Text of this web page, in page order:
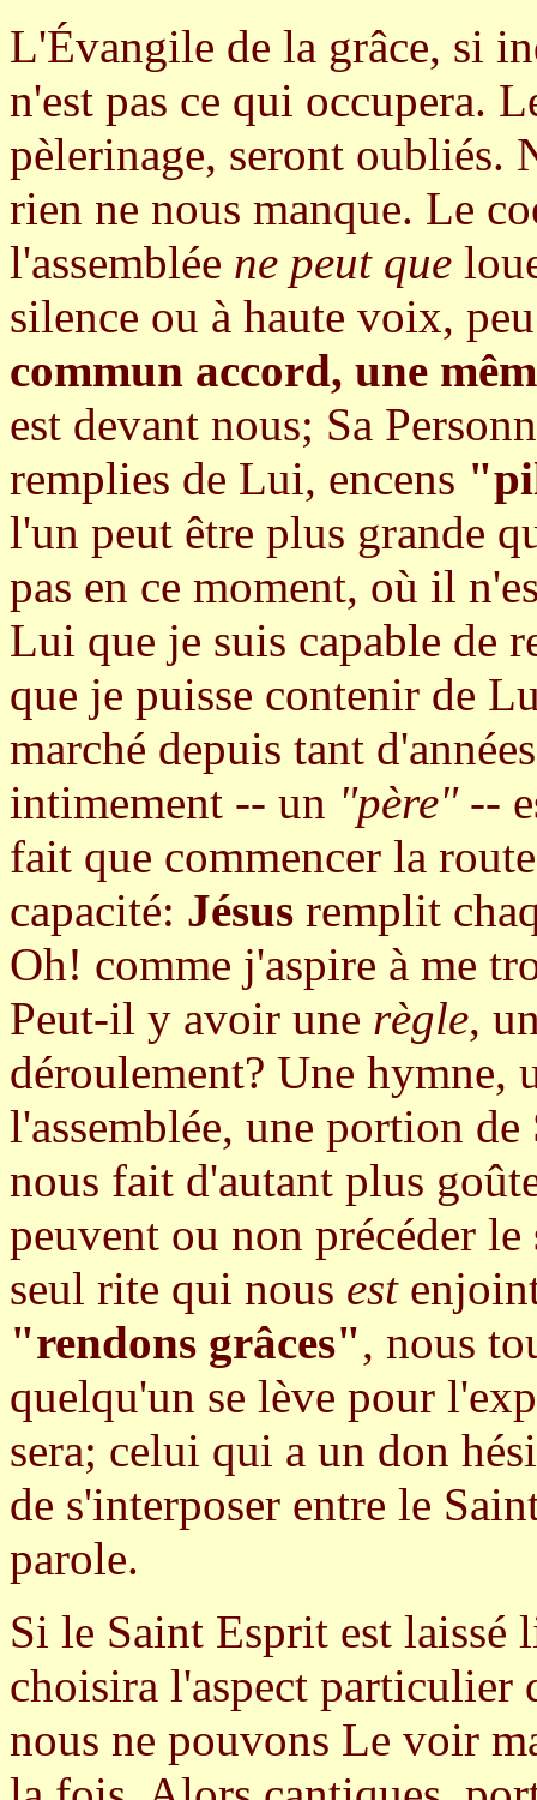
L'Évangile de la grâce, si
n'est pas ce qui occupera.
pèlerinage, seront oubliés.
rien ne nous manque. Le
l'assemblée ne peut que
silence ou à haute voix,
commun accord, une
est devant nous; Sa
remplies de Lui, encens
l'un peut être plus grande
pas en ce moment, où il
Lui que je suis capable de
que je puisse contenir de
marché depuis tant
intimement -- un "père"--
fait que commencer la
capacité: Jésus remplit
Oh! comme j'aspire à me
Peut-il y avoir une règle,
déroulement? Une
l'assemblée, une portion
nous fait d'autant plus
peuvent ou non précéder
seul rite qui nous est
"rendons grâces", nous
quelqu'un se lève pour
sera; celui qui a un don
de s'interposer entre le
parole.
Si le Saint Esprit est laissé
choisira l'aspect particulier
nous ne pouvons Le voir